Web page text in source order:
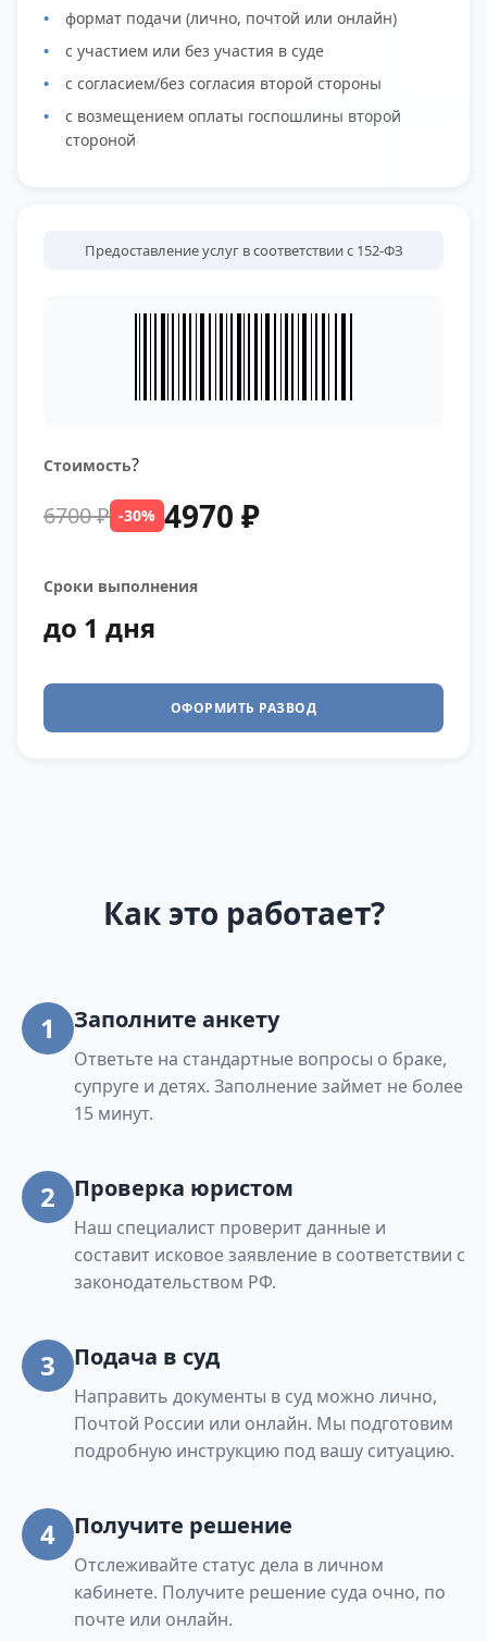
формат подачи (лично, почтой или онлайн)
с участием или без участия в суде
с согласием/без согласия второй стороны
с возмещением оплаты госпошлины второй
стороной
Предоставление услуг в соответствии с 152-ФЗ
Стоимость?
6700 ₽ -30% 4970 ₽
Сроки выполнения
до 1 дня
ОФОРМИТЬ РАЗВОД
Как это работает?
1 Заполните анкету
Ответьте на стандартные вопросы о браке,
супруге и детях. Заполнение займет не более
15 минут.
2 Проверка юристом
Наш специалист проверит данные и
составит исковое заявление в соответствии с
законодательством РФ.
3 Подача в суд
Направить документы в суд можно лично,
Почтой России или онлайн. Мы подготовим
подробную инструкцию под вашу ситуацию.
4 Получите решение
Отслеживайте статус дела в личном
кабинете. Получите решение суда очно, по
почте или онлайн.